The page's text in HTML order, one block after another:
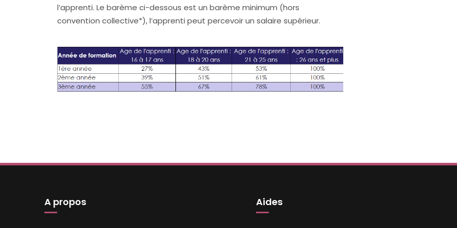
l’apprenti. Le barème ci-dessous est un barème minimum (hors
convention collective*), l’apprenti peut percevoir un salaire supérieur.
A propos Aides